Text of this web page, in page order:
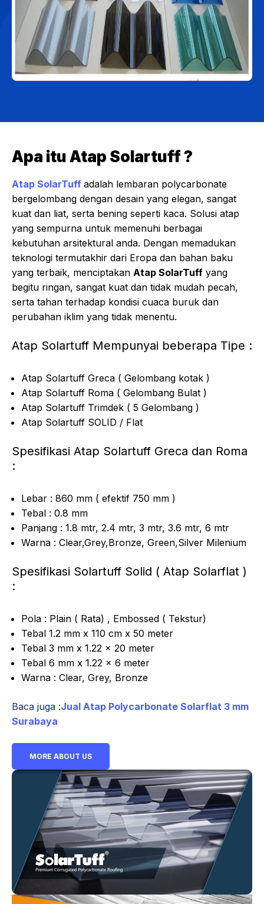
Apa itu Atap Solartuff ?
Atap SolarTuff adalah lembaran polycarbonate
bergelombang dengan desain yang elegan, sangat
kuat dan liat, serta bening seperti kaca. Solusi atap
yang sempurna untuk memenuhi berbagai
kebutuhan arsitektural anda. Dengan memadukan
teknologi termutakhir dari Eropa dan bahan baku
yang terbaik, menciptakan Atap SolarTuff yang
begitu ringan, sangat kuat dan tidak mudah pecah,
serta tahan terhadap kondisi cuaca buruk dan
perubahan iklim yang tidak menentu.
Atap Solartuff Mempunyai beberapa Tipe :
Atap Solartuff Greca ( Gelombang kotak )
Atap Solartuff Roma ( Gelombang Bulat )
Atap Solartuff Trimdek ( 5 Gelombang )
Atap Solartuff SOLID / Flat
Spesifikasi Atap Solartuff Greca dan Roma
:
Lebar : 860 mm ( efektif 750 mm )
Tebal : 0.8 mm
Panjang : 1.8 mtr, 2.4 mtr, 3 mtr, 3.6 mtr, 6 mtr
Warna : Clear,Grey,Bronze, Green,Silver Milenium
Spesifikasi Solartuff Solid ( Atap Solarflat )
:
Pola : Plain ( Rata) , Embossed ( Tekstur)
Tebal 1.2 mm x 110 cm x 50 meter
Tebal 3 mm x 1.22 x 20 meter
Tebal 6 mm x 1.22 x 6 meter
Warna : Clear, Grey, Bronze
Baca juga :Jual Atap Polycarbonate Solarflat 3 mm
Surabaya
MORE ABOUT US